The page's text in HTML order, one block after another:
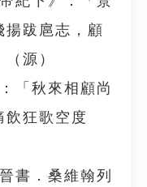
揚跋扈志，顧
源）
「秋來相顧尚
飲狂歌空度
書．桑維翰列